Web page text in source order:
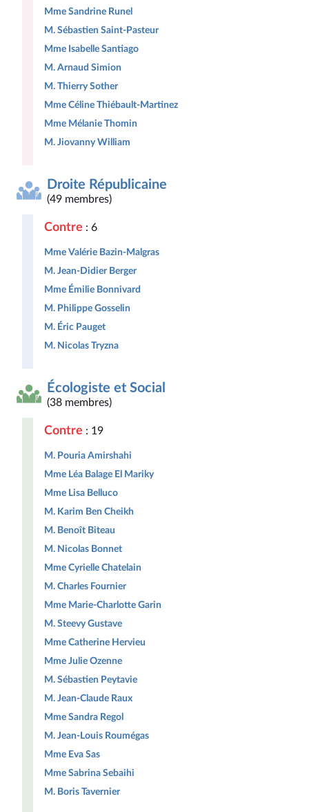
Mme Sandrine Runel
M. Sébastien Saint-Pasteur
Mme Isabelle Santiago
M. Arnaud Simion
M. Thierry Sother
Mme Céline Thiébault-Martinez
Mme Mélanie Thomin
M. Jiovanny William
Droite Républicaine
(49 membres)
Contre : 6
Mme Valérie Bazin-Malgras
M. Jean-Didier Berger
Mme Émilie Bonnivard
M. Philippe Gosselin
M. Éric Pauget
M. Nicolas Tryzna
Écologiste et Social
(38 membres)
Contre : 19
M. Pouria Amirshahi
Mme Léa Balage El Mariky
Mme Lisa Belluco
M. Karim Ben Cheikh
M. Benoît Biteau
M. Nicolas Bonnet
Mme Cyrielle Chatelain
M. Charles Fournier
Mme Marie-Charlotte Garin
M. Steevy Gustave
Mme Catherine Hervieu
Mme Julie Ozenne
M. Sébastien Peytavie
M. Jean-Claude Raux
Mme Sandra Regol
M. Jean-Louis Roumégas
Mme Eva Sas
Mme Sabrina Sebaihi
M. Boris Tavernier